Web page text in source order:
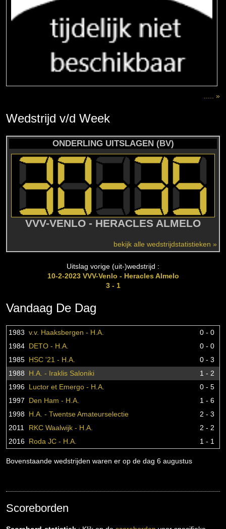
..... »
Wedstrijd v/d Week
ONDERLING UITSLAGEN (BV)
VVV-VENLO - HERACLES ALMELO
bekijk alle wedstrijdstatistieken »
Uitslag vorige (uit-)wedstrijd :
10-2-2023 VVV-Venlo - Heracles Almelo
3 - 1
Vandaag De Dag
1983 v.v. Haaksbergen - H.A.
0 - 0
1984 DETO - H.A.
0 - 0
1985 HSC '21 - H.A.
0 - 3
1988
H.A. - Iraklis Saloniki
1 - 2
1996 Luctor et Emergo - H.A.
0 - 5
1997
Den Ham - H.A.
1 - 6
1998 H.A. - Twentse Amateurselectie
2 - 3
2011
RKC Waalwijk - H.A.
2 - 2
2016 Roda JC - H.A. 1 - 1
Bovenstaande wedstrijden waren er op de dag 6 augustus
Scoreborden